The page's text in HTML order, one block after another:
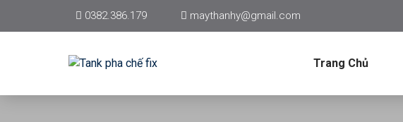
0382.386.179 maythanhy@gmail.com
Trang Chủ